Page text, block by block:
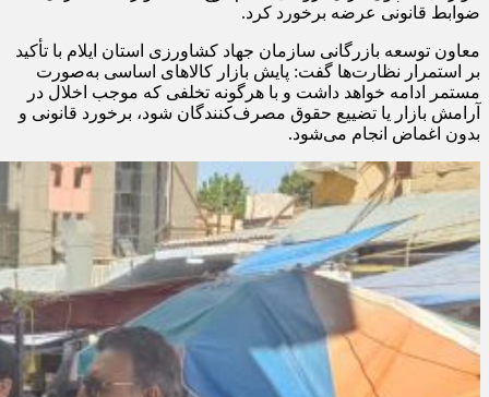
ضوابط قانونی عرضه برخورد کرد.
معاون توسعه بازرگانی سازمان جهاد کشاورزی استان ایلام با تأکید
بر استمرار نظارت‌ها گفت: پایش بازار کالاهای اساسی به‌صورت
مستمر ادامه خواهد داشت و با هرگونه تخلفی که موجب اخلال در
آرامش بازار یا تضییع حقوق مصرف‌کنندگان شود، برخورد قانونی و
بدون اغماض انجام می‌شود.